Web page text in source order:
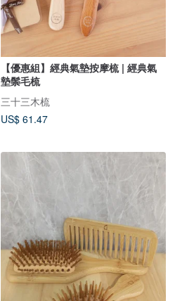
【優惠組】經典氣墊按摩梳 | 經典氣
墊鬃毛梳
三十三木梳
US$ 61.47